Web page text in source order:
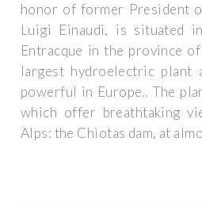
honor of former President
Luigi Einaudi, is situated
Entracque in the province
largest hydroelectric plant
powerful in Europe.. The
which offer breathtaking
Alps: the Chiotas dam, at